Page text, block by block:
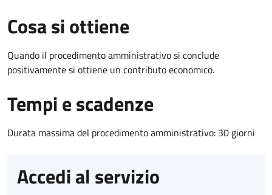
Cosa si ottiene
Quando il procedimento amministrativo si conclude
positivamente si ottiene un contributo economico.
Tempi e scadenze
Durata massima del procedimento amministrativo: 30 giorni
Accedi al servizio